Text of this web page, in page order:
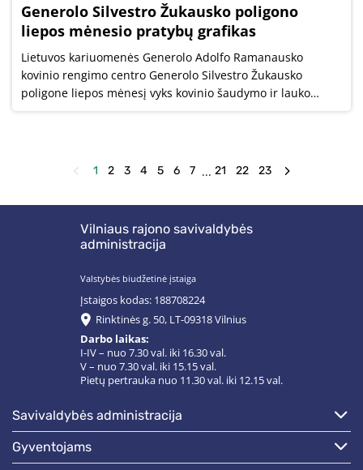
Generolo Silvestro Žukausko poligono
liepos mėnesio pratybų grafikas
Lietuvos kariuomenės Generolo Adolfo Ramanausko
kovinio rengimo centro Generolo Silvestro Žukausko
poligone liepos mėnesį vyks kovinio šaudymo ir lauko
pratybos.
1 2 3 4 5 6 7 ... 21 22 23
Vilniaus rajono savivaldybės
administracija
Valstybės biudžetinė įstaiga
Įstaigos kodas: 188708224
Rinktinės g. 50, LT-09318 Vilnius
Darbo laikas:
I-IV – nuo 7.30 val. iki 16.30 val.
V – nuo 7.30 val. iki 15.15 val.
Pietų pertrauka nuo 11.30 val. iki 12.15 val.
savivaldybės administracija
gyventojams